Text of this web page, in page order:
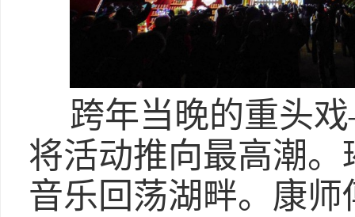
跨年当晚的重头
将活动推向最高潮
音乐回荡湖畔。康